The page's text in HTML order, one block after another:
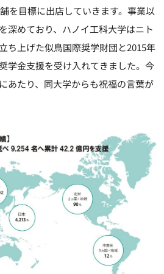
を目標に出店していきます。事業以
深めており、ハノイ工科大学はニト
ち上げた似鳥国際奨学財団と2015年
学金支援を受け入れてきました。今
あたり、同大学からも祝福の言葉が